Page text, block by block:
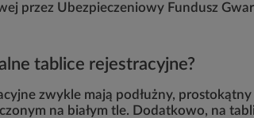
przez Ubezpieczeniowy Fundusz
tablice rejestracyjne?
zwykle mają podłużny,
na białym tle. Dodatkowo, na